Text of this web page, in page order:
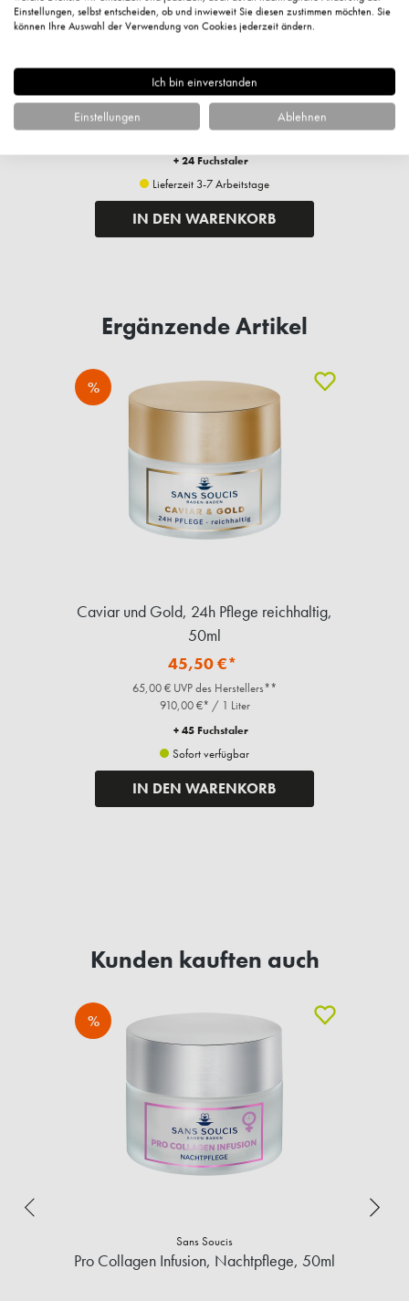
24,50 €*
35,00 € UVP des Herstellers**
1.633,33 €* / 1 Liter
+ 24 Fuchstaler
Lieferzeit 3-7 Arbeitstage
IN DEN WARENKORB
Ergänzende Artikel
%
Caviar und Gold, 24h Pflege reichhaltig,
50ml
45,50 €*
65,00 € UVP des Herstellers**
910,00 €* / 1 Liter
+ 45 Fuchstaler
Sofort verfügbar
IN DEN WARENKORB
Kunden kauften auch
%
Sans Soucis
Pro Collagen Infusion, Nachtpflege, 50ml
Einstellungen, selbst entscheiden, ob und inwieweit Sie diesen zustimmen möchten. Sie
können Ihre Auswahl der Verwendung von Cookies jederzeit ändern.
Ich bin einverstanden
Einstellungen Ablehnen